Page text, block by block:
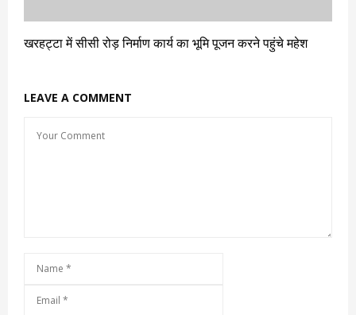
खरहट्टा में सीसी रोड़ निर्माण कार्य का भूमि पूजन करने पहुंचे महेश
LEAVE A COMMENT